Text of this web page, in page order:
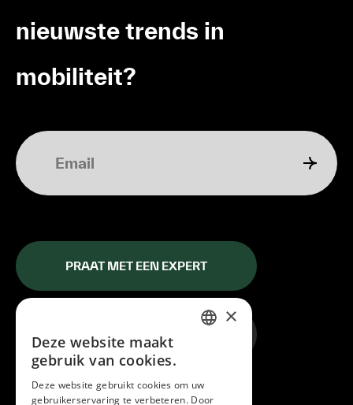
PRAAT MET EEN EXPERT
START JE MOBILITEITSPLAN
nieuwste trends in
mobiliteit?
FRENCH
×
Deze website maakt
gebruik van cookies.
Deze website gebruikt cookies om uw
gebruikerservaring te verbeteren. Door